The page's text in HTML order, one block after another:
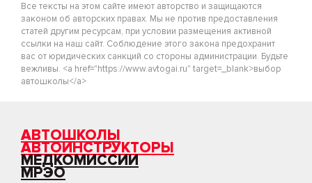
Все тексты на этом сайте имеют авторство и защищаются
законом об авторских правах. Мы не против предоставления
статей другим ресурсам, при условии размещения активной
ссылки на наш сайт. Соблюдение этого закона предохранит
вас от юридических санкций со стороны администрации. Будьте
вежливы. <a href="https://www.avtogai.ru" target=_blank>выбор
автошколы</a>
АВТОШКОЛЫ
АВТОИНСТРУКТОРЫ
МЕДКОМИССИИ
МРЭО